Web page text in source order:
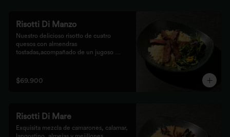
Risotti Di Manzo
Nuestro delicioso risotto de cuatro
quesos con almendras
tostadas,acompañado de un jugoso
$69.900
Risotti Di Mare
Exquisita mezcla de camarones, calamar,